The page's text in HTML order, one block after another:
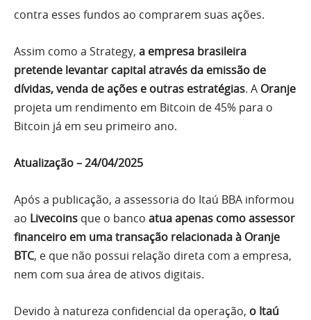
contra esses fundos ao comprarem suas ações.
Assim como a Strategy, a empresa brasileira
pretende levantar capital através da emissão de
dívidas, venda de ações e outras estratégias. A Oranje
projeta um rendimento em Bitcoin de 45% para o
Bitcoin já em seu primeiro ano.
Atualização – 24/04/2025
Após a publicação, a assessoria do Itaú BBA informou
ao Livecoins que o banco atua apenas como assessor
financeiro em uma transação relacionada à Oranje
BTC, e que não possui relação direta com a empresa,
nem com sua área de ativos digitais.
Devido à natureza confidencial da operação, o Itaú